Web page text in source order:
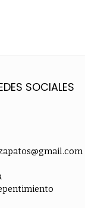
SOCIALES